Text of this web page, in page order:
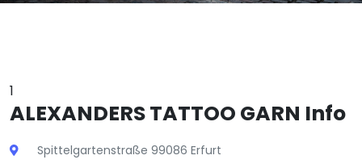
1
ALEXANDERS TATTOO GARN Info
Spittelgartenstraße 99086 Erfurt